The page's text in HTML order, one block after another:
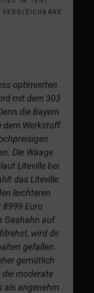
optimierten
mit dem 303
die Bayern
dem Werkstoff
Die Waage
Liteville bei
das Liteville
leichteren
8999 Euro
Gashahn auf
wird dir
gefallen.
gemütlich
moderate
als angenehm